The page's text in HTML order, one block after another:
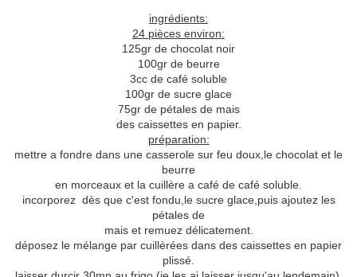
ingrédients:
24 pièces environ:
125gr de chocolat noir
100gr de beurre
3cc de café soluble
100gr de sucre glace
75gr de pétales de mais
des caissettes en papier.
préparation:
mettre a fondre dans une casserole sur feu doux,le chocolat et le
beurre
en morceaux et la cuillère a café de café soluble.
incorporez dès que c'est fondu,le sucre glace,puis ajoutez les
pétales de
mais et remuez délicatement.
déposez le mélange par cuillèrées dans des caissettes en papier
plissé.